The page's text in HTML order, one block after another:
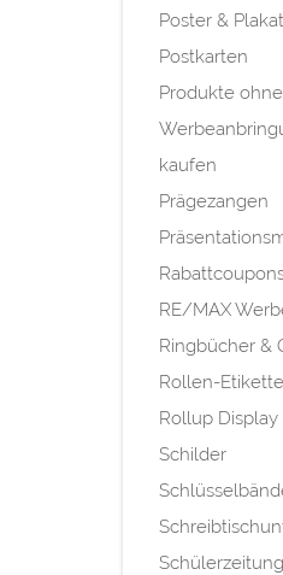
Poster &
Postkarten
Produkte ohne
kaufen
Prägezangen
RE/MAX
Ringbücher &
Rollen-
Rollup Display
Schilder
Schülerzeitung